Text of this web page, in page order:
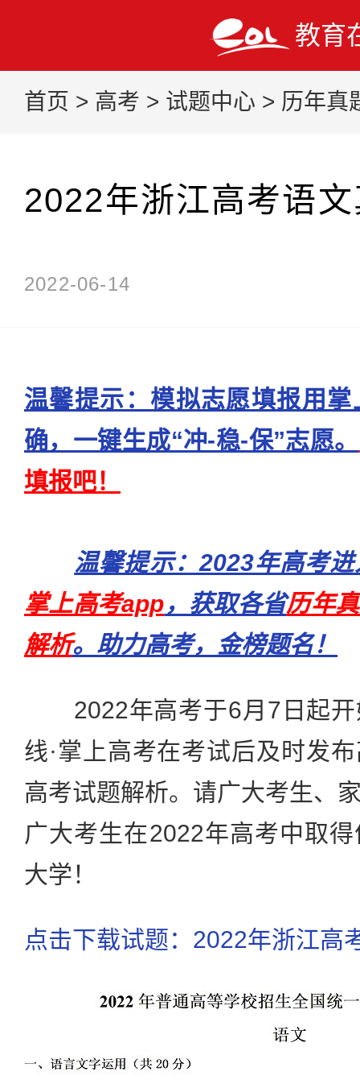
教育
首页 > 高考 > 试题中心 > 历年真
2022年浙江高考语
2022-06-14
温馨提示：模拟志愿填报用
确，一键生成“冲-稳-保”志愿。
填报吧！
温馨提示：2023年高考
掌上高考app ，获取各省历年
解析。助力高考，金榜题名！
2022年高考于6月7日起开
线·掌上高考在考试后及时发
高考试题解析。请广大考生、
广大考生在2022年高考中取
大学！
点击下载试题：2022年浙江高